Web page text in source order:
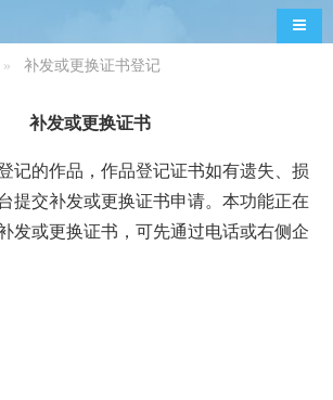
导航
补发或更换证书登记
补发或更换证书
记的作品，作品登记证书如有遗失、损
提交补发或更换证书申请。 本功能正在
发或更换证书，可先通过电话或右侧企